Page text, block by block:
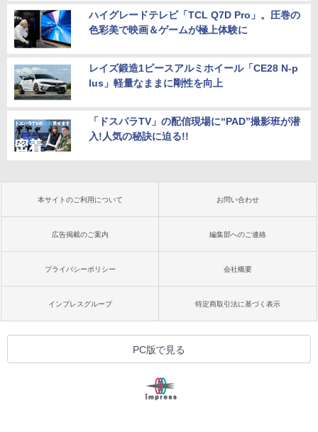
ハイグレードテレビ「TCL Q7D Pro」。圧巻の
色彩美で映画＆ゲームが極上体験に
レイズ鍛造1ピースアルミホイール「CE28 N-p
lus」軽量なままに剛性を向上
「ドスパラTV」の配信現場に“PAD”撮影班が潜
入!人気の秘訣に迫る!!
本サイトのご利用について お問い合わせ
広告掲載のご案内 編集部へのご連絡
プライバシーポリシー 会社概要
インプレスグループ 特定商取引法に基づく表示
PC版で見る